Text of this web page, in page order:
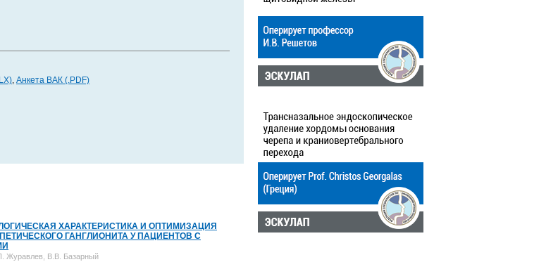
, Анкета ВАК (.PDF)
ХАРАКТЕРИСТИКА И ОПТИМИЗАЦИЯ
ГАНГЛИОНИТА У ПАЦИЕНТОВ С
Журавлев, В.В. Базарный